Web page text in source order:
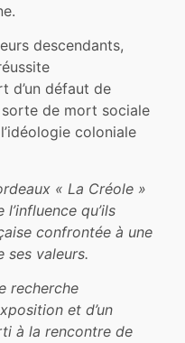
descendants,
d’un défaut de
de mort sociale
coloniale
« La Créole »
qu’ils
confrontée à une
ses valeurs.
recherche
et d’un
à la rencontre de